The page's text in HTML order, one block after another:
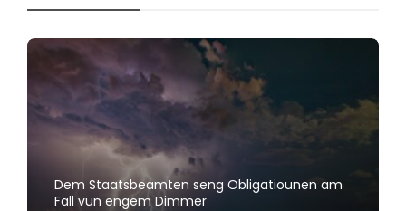
Dem Staatsbeamten seng Obligatiounen am
Fall vun engem Dimmer